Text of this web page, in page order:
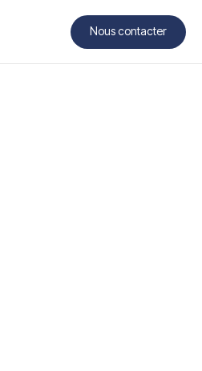
Nous contacter
Contact